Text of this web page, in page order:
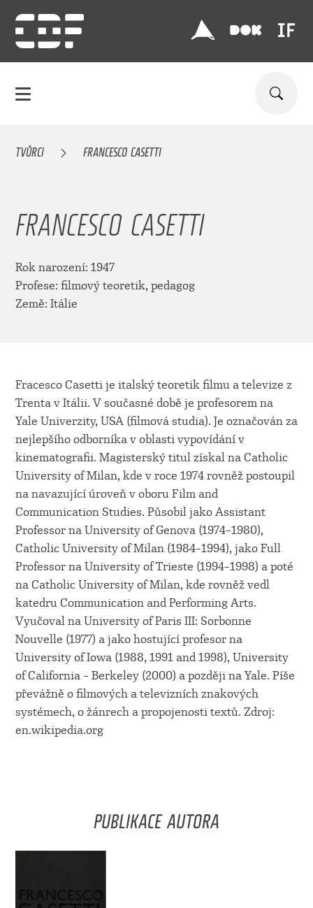
TVŮRCI FRANCESCO CASETTI
FRANCESCO CASETTI
Rok narození: 1947
Profese: filmový teoretik, pedagog
Země: Itálie
Fracesco Casetti je italský teoretik filmu a televize z
Trenta v Itálii. V současné době je profesorem na
Yale Univerzity, USA (filmová studia). Je označován za
nejlepšího odborníka v oblasti vypovídání v
kinematografii. Magisterský titul získal na Catholic
University of Milan, kde v roce 1974 rovněž postoupil
na navazující úroveň v oboru Film and
Communication Studies. Působil jako Assistant
Professor na University of Genova (1974–1980),
Catholic University of Milan (1984–1994), jako Full
Professor na University of Trieste (1994–1998) a poté
na Catholic University of Milan, kde rovněž vedl
katedru Communication and Performing Arts.
Vyučoval na University of Paris III: Sorbonne
Nouvelle (1977) a jako hostující profesor na
University of Iowa (1988, 1991 and 1998), University
of California – Berkeley (2000) a později na Yale. Píše
převážně o filmových a televizních znakových
systémech, o žánrech a propojenosti textů. Zdroj:
en.wikipedia.org
PUBLIKACE AUTORA